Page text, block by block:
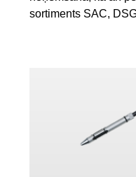
sortiments SAC,